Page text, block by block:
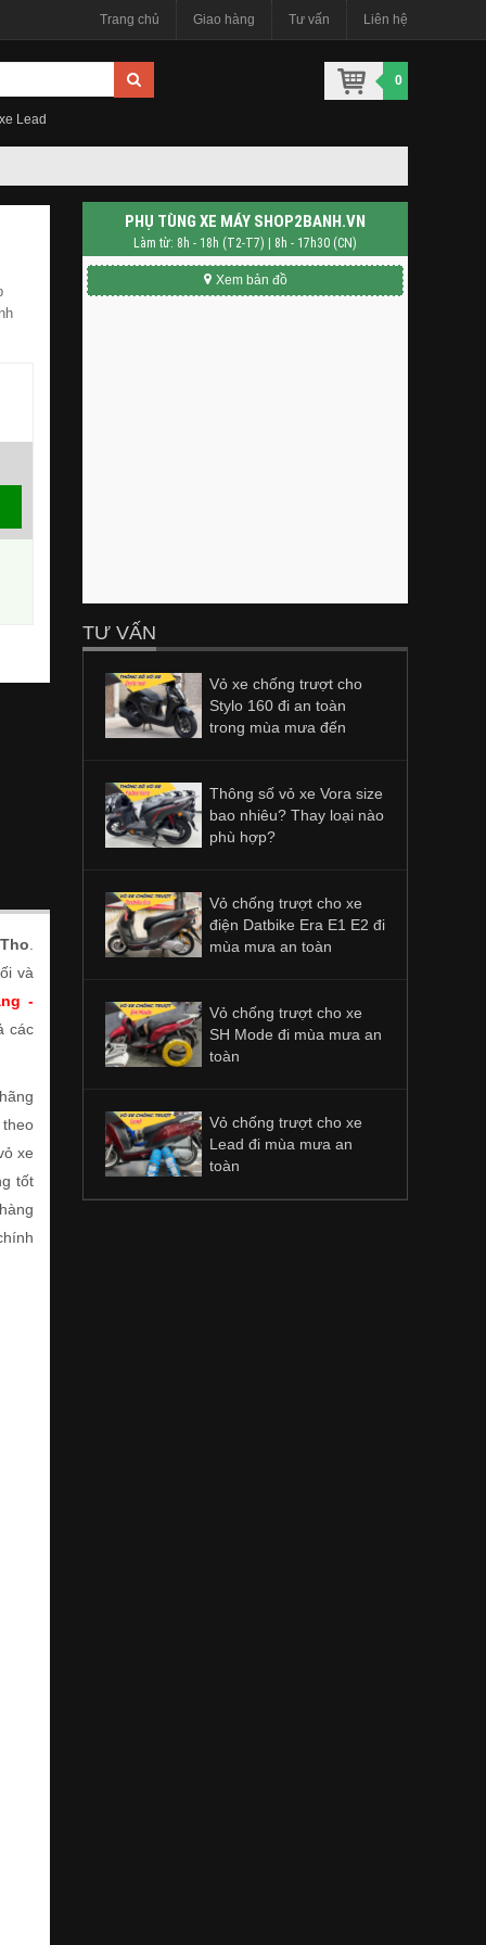
Trang chủ Giao hàng Tư vấn Liên hệ
Lead
0
và
-
các
theo
xe
tốt
PHỤ TÙNG XE MÁY SHOP2BANH.VN
Làm từ: 8h - 18h (T2-T7) | 8h - 17h30 (CN)
Xem bản đồ
TƯ VẤN
Vỏ xe chống trượt cho
Stylo 160 đi an toàn
trong mùa mưa đến
Thông số vỏ xe Vora size
bao nhiêu? Thay loại nào
phù hợp?
Vỏ chống trượt cho xe
điện Datbike Era E1 E2 đi
mùa mưa an toàn
Vỏ chống trượt cho xe
SH Mode đi mùa mưa an
toàn
Vỏ chống trượt cho xe
Lead đi mùa mưa an
toàn